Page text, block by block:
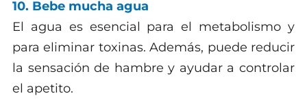
10. Bebe mucha agua
El agua es esencial para el metabolismo y
para eliminar toxinas. Además, puede reducir
la sensación de hambre y ayudar a controlar
el apetito.